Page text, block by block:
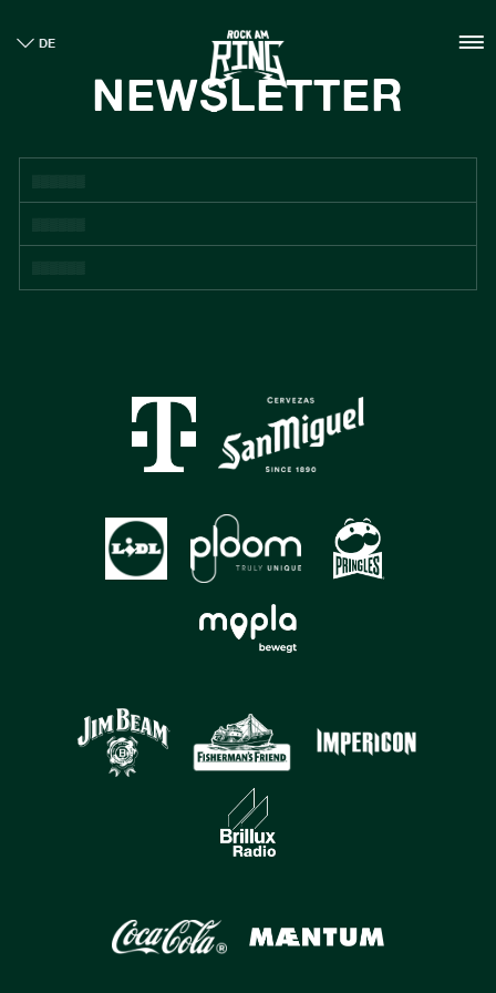
DE HOME
TICKETS
INFO
NEWS
NACHHALTIGKEIT
BOUTIQUE
NEWSLETTER
SPONSOREN